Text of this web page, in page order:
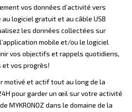
vos données d’activité vers
au logiciel gratuit et au câble USB
les données collectées sur
mobile et/ou le logiciel
vos objectifs et rappels quotidiens,
et vos progrès!
motivé et actif tout au long de la
pour garder un œil sur votre activité
MYKRONOZ dans le domaine de la